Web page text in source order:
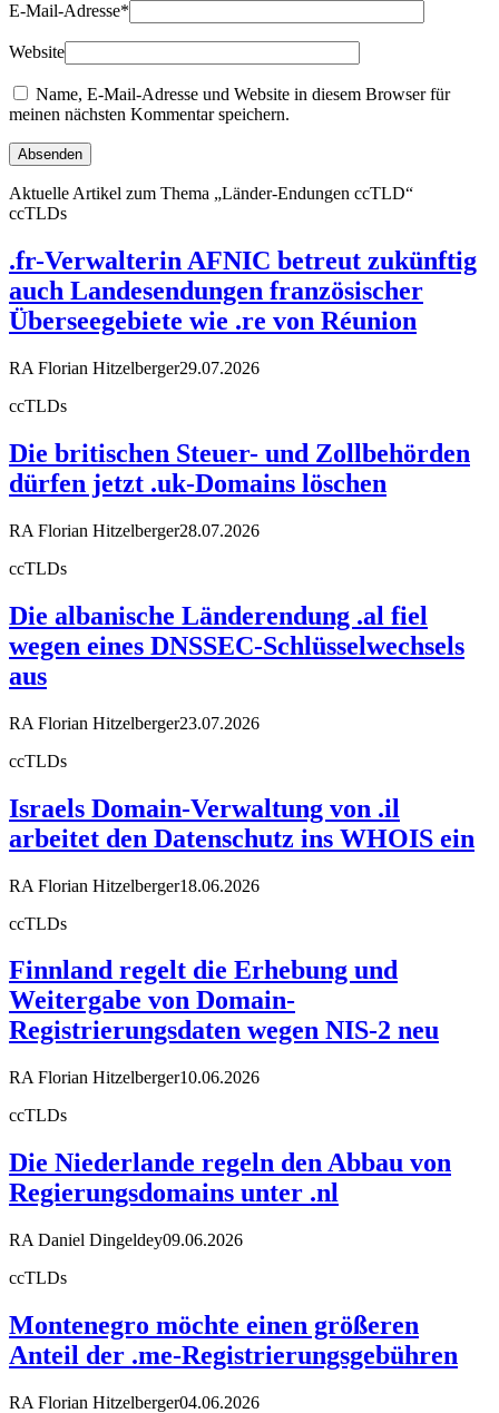
E-Mail-Adresse*
Website
Name, E-Mail-Adresse und Website in diesem Browser für
meinen nächsten Kommentar speichern.
Aktuelle Artikel zum Thema „Länder-Endungen ccTLD“
ccTLDs
.fr-Verwalterin AFNIC betreut zukünftig
auch Landesendungen französischer
Überseegebiete wie .re von Réunion
RA Florian Hitzelberger29.07.2026
ccTLDs
Die britischen Steuer- und Zollbehörden
dürfen jetzt .uk-Domains löschen
RA Florian Hitzelberger28.07.2026
ccTLDs
Die albanische Länderendung .al fiel
wegen eines DNSSEC-Schlüsselwechsels
aus
RA Florian Hitzelberger23.07.2026
ccTLDs
Israels Domain-Verwaltung von .il
arbeitet den Datenschutz ins WHOIS ein
RA Florian Hitzelberger18.06.2026
ccTLDs
Finnland regelt die Erhebung und
Weitergabe von Domain-
Registrierungsdaten wegen NIS-2 neu
RA Florian Hitzelberger10.06.2026
ccTLDs
Die Niederlande regeln den Abbau von
Regierungsdomains unter .nl
RA Daniel Dingeldey09.06.2026
ccTLDs
Montenegro möchte einen größeren
Anteil der .me-Registrierungsgebühren
RA Florian Hitzelberger04.06.2026